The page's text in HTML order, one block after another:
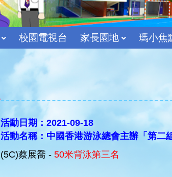
校園電視台 家長園地 瑪小焦
活動日期：2021-09-18
活動名稱：中國香港游泳總會主辦「第二
(5C)蔡展喬 - 50米背泳第三名